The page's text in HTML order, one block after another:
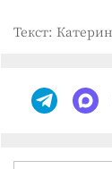
Текст: